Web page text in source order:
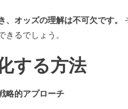
オッズの理解は不可欠です。
るでしょう。
する方法
略的アプローチ